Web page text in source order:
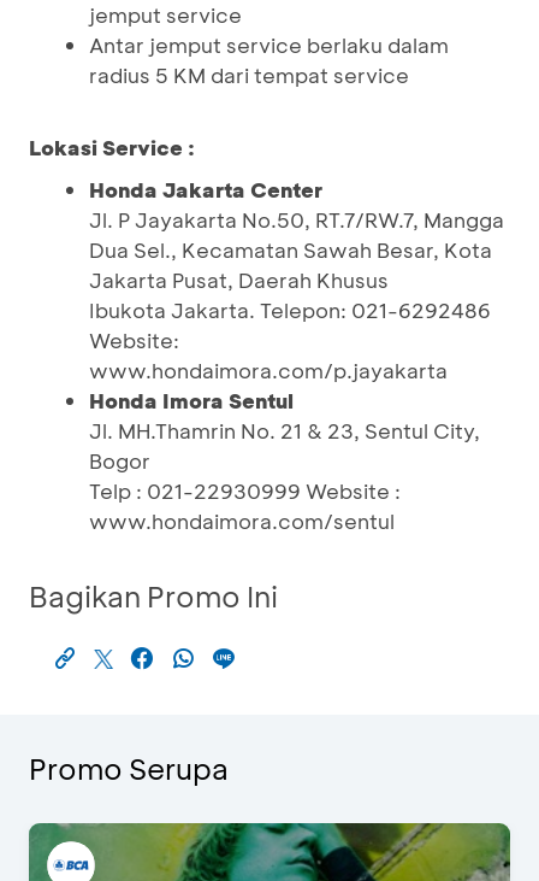
jemput service
Antar jemput service berlaku dalam
radius 5 KM dari tempat service
Lokasi Service :
Honda Jakarta Center
Jl. P Jayakarta No.50, RT.7/RW.7, Mangga
Dua Sel., Kecamatan Sawah Besar, Kota
Jakarta Pusat, Daerah Khusus
Ibukota Jakarta. Telepon: 021-6292486
Website:
www.hondaimora.com/p.jayakarta
Honda Imora Sentul
Jl. MH.Thamrin No. 21 & 23, Sentul City,
Bogor
Telp : 021-22930999 Website :
www.hondaimora.com/sentul
Bagikan Promo Ini
Promo Serupa